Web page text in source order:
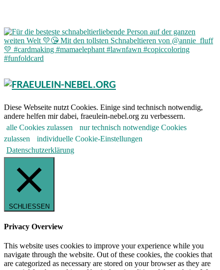
Diese Webseite nutzt Cookies. Einige sind technisch notwendig,
andere helfen mir dabei, fraeulein-nebel.org zu verbessern.
alle Cookies zulassen
nur technisch notwendige Cookies
zulassen
individuelle Cookie-Einstellungen
Datenschutzerklärung
SCHLIESSEN
Privacy Overview
This website uses cookies to improve your experience while you
navigate through the website. Out of these cookies, the cookies that
are categorized as necessary are stored on your browser as they are